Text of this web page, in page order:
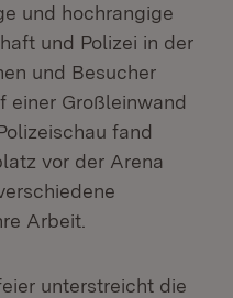
und hochrangige
und Polizei in der
und Besucher
einer Großleinwand
fand
vor der Arena
Arbeit.
unterstreicht die